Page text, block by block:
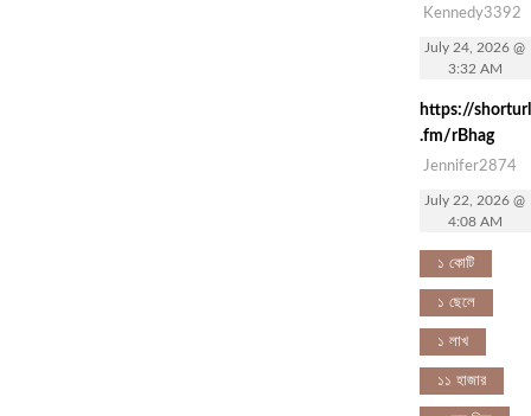
Kennedy3392
July 24, 2026 @
3:32 AM
https://shorturl
.fm/rBhag
Jennifer2874
July 22, 2026 @
4:08 AM
১ কোটি
১ ছেলে
১ লাখ
১১ হাজার